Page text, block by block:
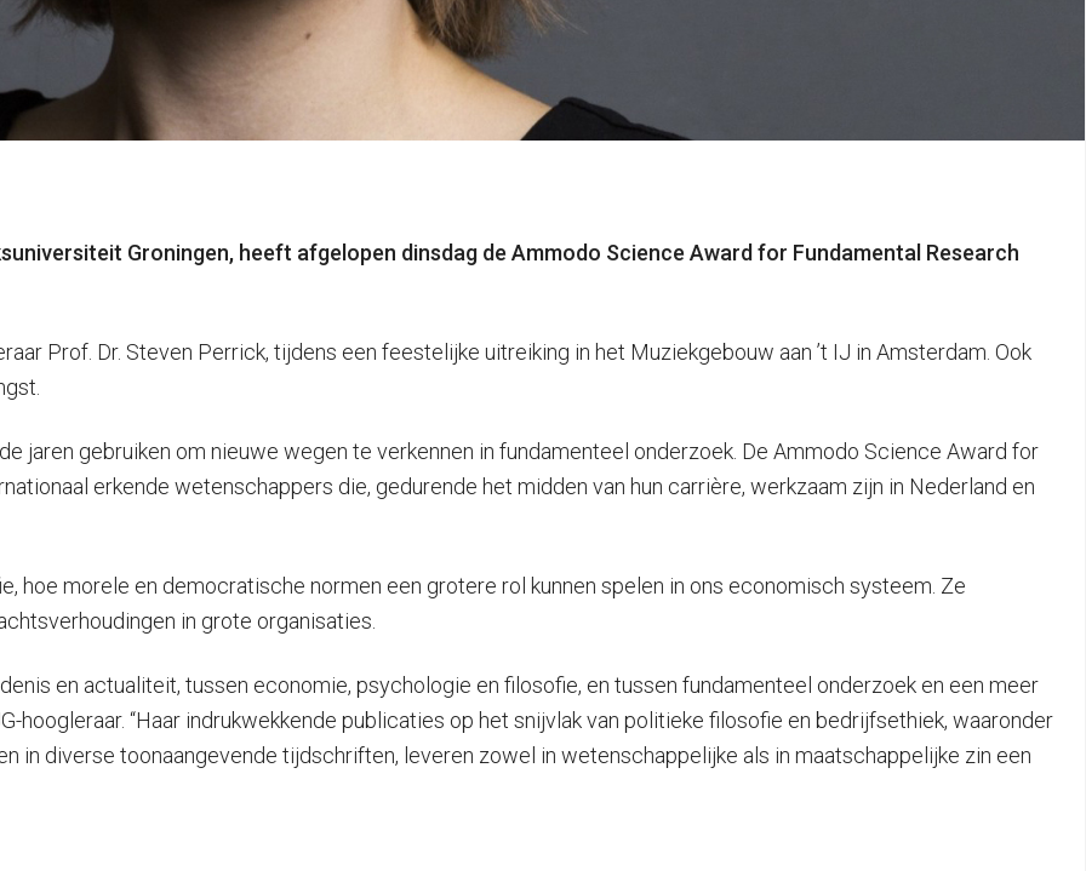
Groningen, heeft afgelopen dinsdag de Ammodo Science Award for Fundamental Research
Prof. Dr. Steven Perrick, tijdens een feestelijke uitreiking in het Muziekgebouw aan ’t IJ in Amsterdam. Ook
jaren gebruiken om nieuwe wegen te verkennen in fundamenteel onderzoek. De Ammodo Science Award for
erkende wetenschappers die, gedurende het midden van hun carrière, werkzaam zijn in Nederland en
hoe morele en democratische normen een grotere rol kunnen spelen in ons economisch systeem. Ze
in grote organisaties.
en actualiteit, tussen economie, psychologie en filosofie, en tussen fundamenteel onderzoek en een meer
hoogleraar. “Haar indrukwekkende publicaties op het snijvlak van politieke filosofie en bedrijfsethiek, waaronder
in diverse toonaangevende tijdschriften, leveren zowel in wetenschappelijke als in maatschappelijke zin een